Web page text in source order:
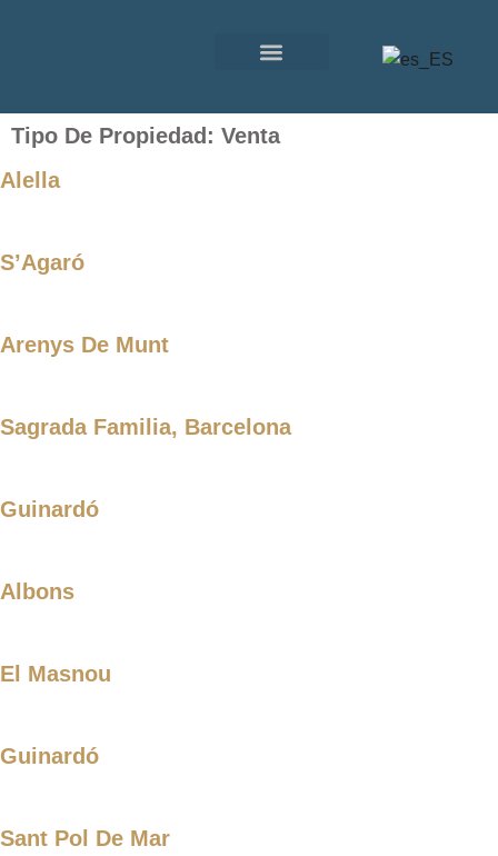
Tipo De Propiedad: Venta
Alella
S’Agaró
Arenys De Munt
Sagrada Familia, Barcelona
Guinardó
Albons
El Masnou
Guinardó
Sant Pol De Mar